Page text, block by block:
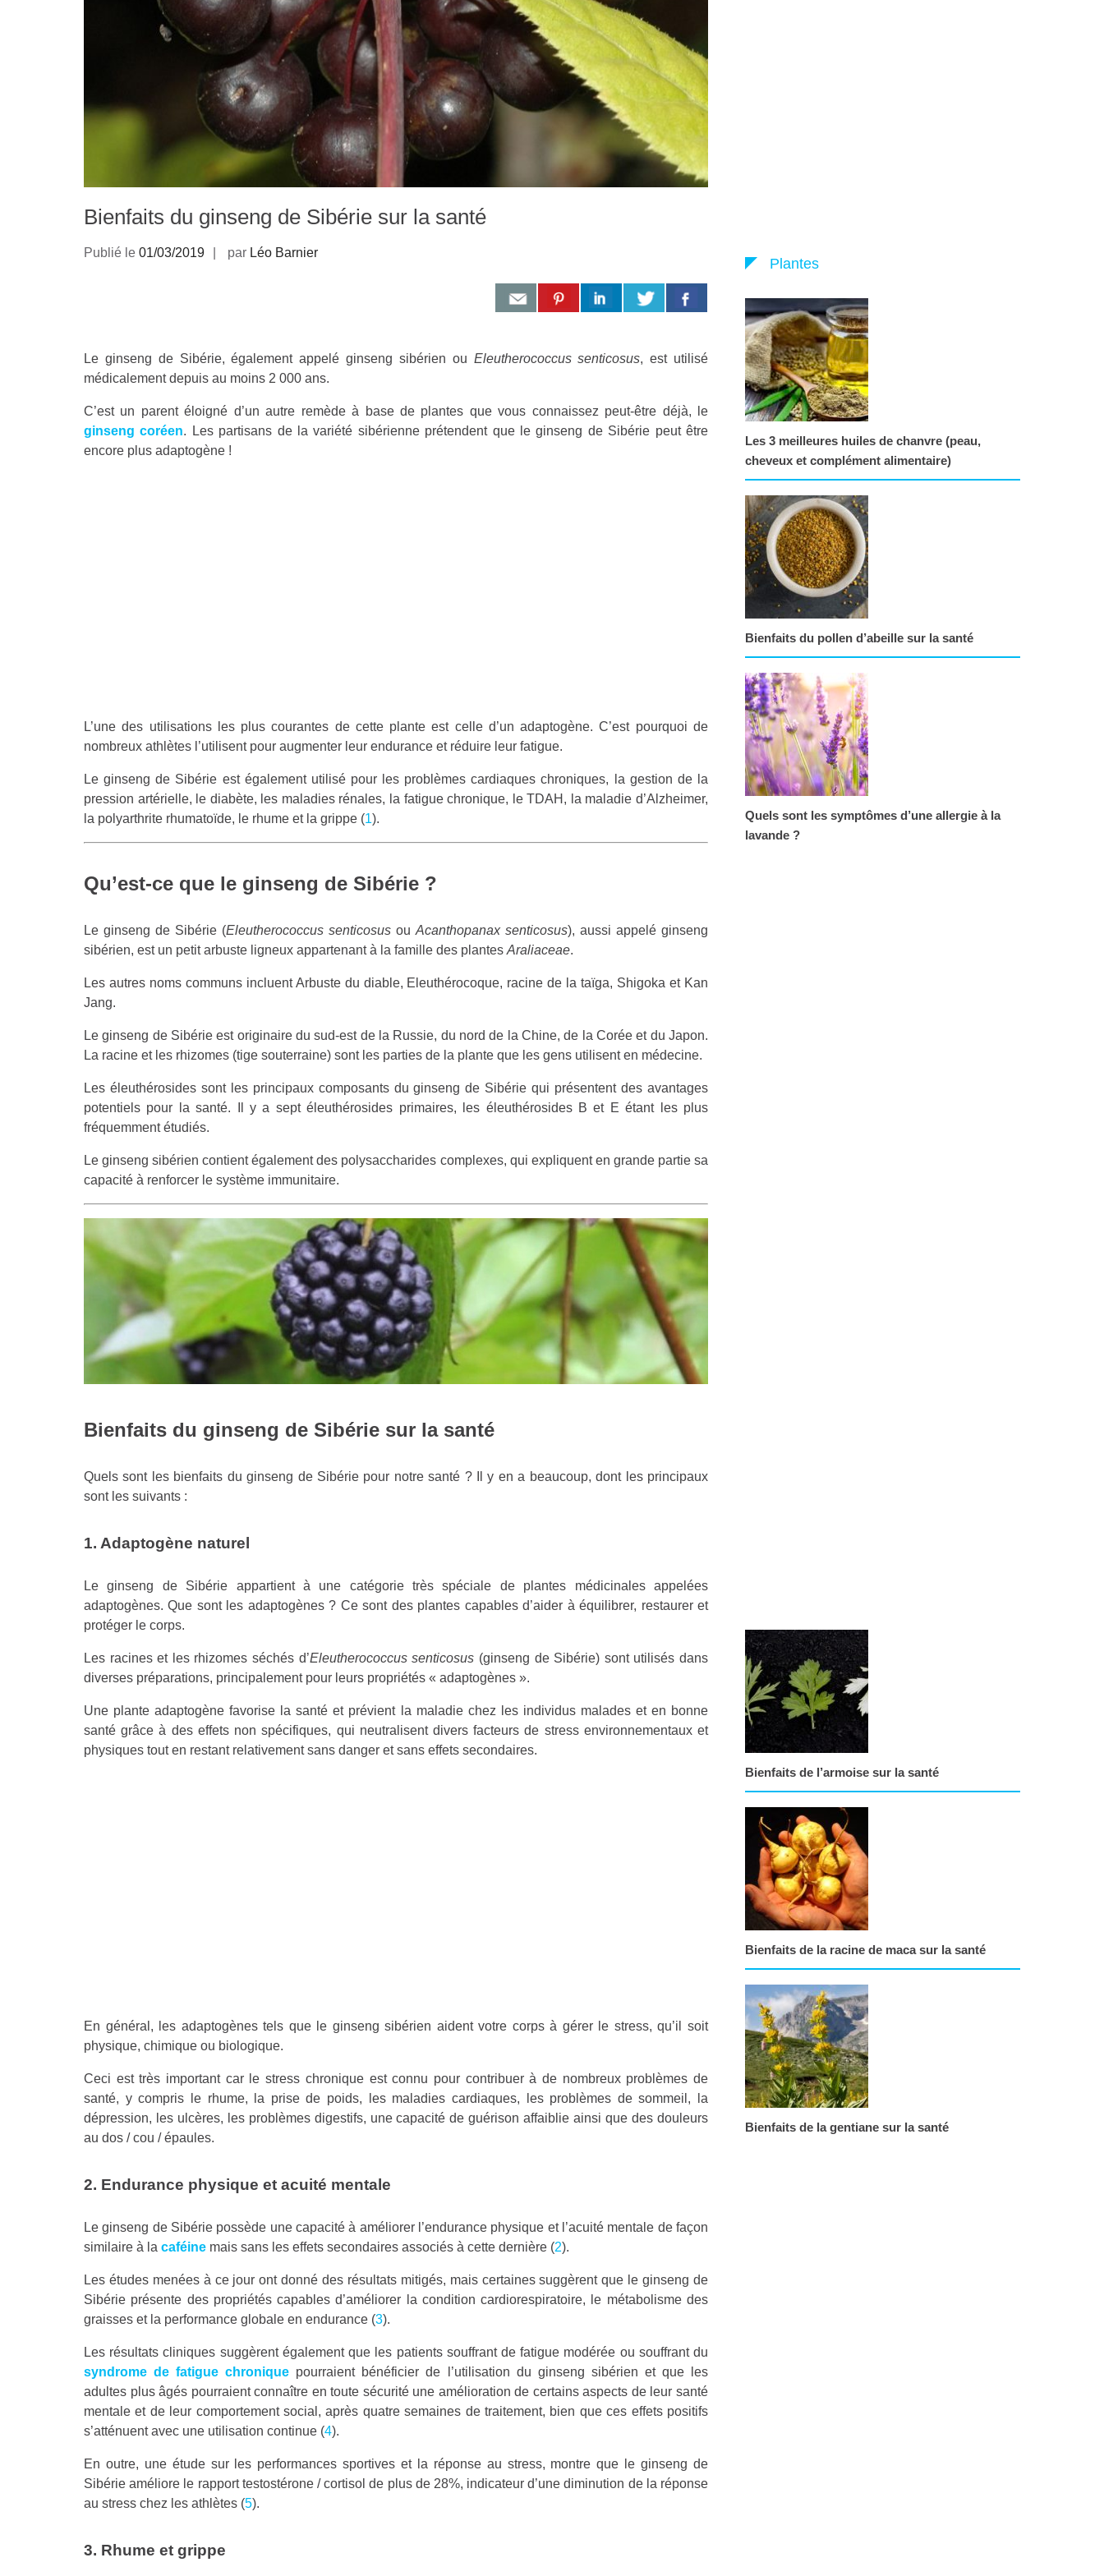
Bienfaits du ginseng de Sibérie sur la santé
Publié le 01/03/2019 par Léo Barnier
Le ginseng de Sibérie, également appelé ginseng sibérien ou Eleutherococcus senticosus, est utilisé
médicalement depuis au moins 2 000 ans.
C’est un parent éloigné d’un autre remède à base de plantes que vous connaissez peut-être déjà, le
ginseng coréen. Les partisans de la variété sibérienne prétendent que le ginseng de Sibérie peut être
encore plus adaptogène !
L’une des utilisations les plus courantes de cette plante est celle d’un adaptogène. C’est pourquoi de
nombreux athlètes l’utilisent pour augmenter leur endurance et réduire leur fatigue.
Le ginseng de Sibérie est également utilisé pour les problèmes cardiaques chroniques, la gestion de la
pression artérielle, le diabète, les maladies rénales, la fatigue chronique, le TDAH, la maladie d’Alzheimer,
la polyarthrite rhumatoïde, le rhume et la grippe (1).
Qu’est-ce que le ginseng de Sibérie ?
Le ginseng de Sibérie (Eleutherococcus senticosus ou Acanthopanax senticosus), aussi appelé ginseng
sibérien, est un petit arbuste ligneux appartenant à la famille des plantes Araliaceae.
Les autres noms communs incluent Arbuste du diable, Eleuthérocoque, racine de la taïga, Shigoka et Kan
Jang.
Le ginseng de Sibérie est originaire du sud-est de la Russie, du nord de la Chine, de la Corée et du Japon.
La racine et les rhizomes (tige souterraine) sont les parties de la plante que les gens utilisent en médecine.
Les éleuthérosides sont les principaux composants du ginseng de Sibérie qui présentent des avantages
potentiels pour la santé. Il y a sept éleuthérosides primaires, les éleuthérosides B et E étant les plus
fréquemment étudiés.
Le ginseng sibérien contient également des polysaccharides complexes, qui expliquent en grande partie sa
capacité à renforcer le système immunitaire.
Bienfaits du ginseng de Sibérie sur la santé
Quels sont les bienfaits du ginseng de Sibérie pour notre santé ? Il y en a beaucoup, dont les principaux
sont les suivants :
1. Adaptogène naturel
Le ginseng de Sibérie appartient à une catégorie très spéciale de plantes médicinales appelées
adaptogènes. Que sont les adaptogènes ? Ce sont des plantes capables d’aider à équilibrer, restaurer et
protéger le corps.
Les racines et les rhizomes séchés d’Eleutherococcus senticosus (ginseng de Sibérie) sont utilisés dans
diverses préparations, principalement pour leurs propriétés « adaptogènes ».
Une plante adaptogène favorise la santé et prévient la maladie chez les individus malades et en bonne
santé grâce à des effets non spécifiques, qui neutralisent divers facteurs de stress environnementaux et
physiques tout en restant relativement sans danger et sans effets secondaires.
En général, les adaptogènes tels que le ginseng sibérien aident votre corps à gérer le stress, qu’il soit
physique, chimique ou biologique.
Ceci est très important car le stress chronique est connu pour contribuer à de nombreux problèmes de
santé, y compris le rhume, la prise de poids, les maladies cardiaques, les problèmes de sommeil, la
dépression, les ulcères, les problèmes digestifs, une capacité de guérison affaiblie ainsi que des douleurs
au dos / cou / épaules.
2. Endurance physique et acuité mentale
Le ginseng de Sibérie possède une capacité à améliorer l’endurance physique et l’acuité mentale de façon
similaire à la caféine mais sans les effets secondaires associés à cette dernière (2).
Les études menées à ce jour ont donné des résultats mitigés, mais certaines suggèrent que le ginseng de
Sibérie présente des propriétés capables d’améliorer la condition cardiorespiratoire, le métabolisme des
graisses et la performance globale en endurance (3).
Les résultats cliniques suggèrent également que les patients souffrant de fatigue modérée ou souffrant du
syndrome de fatigue chronique pourraient bénéficier de l’utilisation du ginseng sibérien et que les
adultes plus âgés pourraient connaître en toute sécurité une amélioration de certains aspects de leur santé
mentale et de leur comportement social, après quatre semaines de traitement, bien que ces effets positifs
s’atténuent avec une utilisation continue (4).
En outre, une étude sur les performances sportives et la réponse au stress, montre que le ginseng de
Sibérie améliore le rapport testostérone / cortisol de plus de 28%, indicateur d’une diminution de la réponse
au stress chez les athlètes (5).
3. Rhume et grippe
Plantes
Les 3 meilleures huiles de chanvre (peau,
cheveux et complément alimentaire)
Bienfaits du pollen d’abeille sur la santé
Quels sont les symptômes d’une allergie à la
lavande ?
Bienfaits de l’armoise sur la santé
Bienfaits de la racine de maca sur la santé
Bienfaits de la gentiane sur la santé